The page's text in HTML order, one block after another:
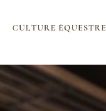
CULTURE ÉQUESTRE